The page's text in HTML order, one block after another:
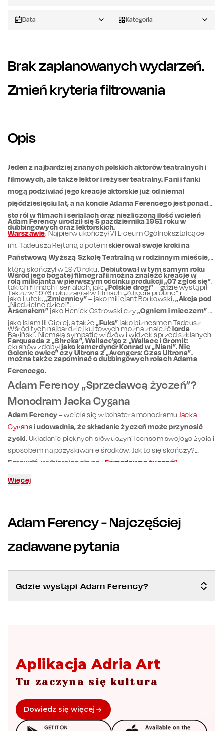
Data Kategoria
Brak zaplanowanych wydarzeń.
Zmień kryteria filtrowania
Opis
Jeden z najbardziej znanych polskich aktorów teatralnych i
filmowych, ale także lektor i reżyser teatralny. Fani i fanki
mogą podziwiać jego kreacje aktorskie już od niemal
pięćdziesięciu lat, a na koncie Adama Ferencego jest ponad
sto ról w filmach i serialach oraz niezliczoną ilość wcieleń
dubbingowych oraz lektorskich.
Adam Ferency urodził się 5 października 1951 roku w
Warszawie. Najpierw ukończył VI Liceum Ogólnokształcące
im. Tadeusza Rejtana, a potemskierował swoje kroki na
Państwową Wyższą Szkołę Teatralną w rodzinnym mieście,
którą skończył w 1976 roku. Debiutował w tym samym roku
rolą milicjanta w pierwszym odcinku produkcji „07 zgłoś się”.
Także w 1976 roku zagrał w filmach „Zdjęcia próbne” i
„Niedzielne dzieci”.
Wśród jego bogatej filmografii można znaleźć kreacje w
takich filmach i serialach, jak:„Polskie drogi”– gdzie wystąpił
jako Lutek,„Zmiennicy”– jako milicjant Borkowski,„Akcja pod
Arsenałem” jako Heniek Ostrowski czy„Ogniem i mieczem”–
jako Islam III Gierej, a także„Fuks” jako biznesmen Tadeusz
Bagiński. Niemałą sympatię widzów i widzek sprzed szklanych
ekranów zdobyłjako kamerdyner Konrad w „Niani”. Nie
można także zapominać o dubbingowych rolach Adama
Ferencego.
Wśród tych najbardziej kultowych można znaleźćlorda
Farquaada z „Shreka”, Wallace’go z „Wallace i Gromit:
Golenie owiec” czy Ultrona z „Avengers: Czas Ultrona”.
Adam Ferency „Sprzedawcą życzeń”?
Monodram Jacka Cygana
Adam Ferency– wciela się w bohatera monodramu Jacka
Cyganaiudowadnia, że składanie życzeń może przynosić
zyski. Układanie pięknych słów uczynił sensem swojego życia i
sposobem na pozyskiwanie środków. Jak to się skończy?
Sprawdź, wybierając się na
„Sprzedawcę życzeń”
Więcej
Adam Ferency- Najczęściej
zadawane pytania
Gdzie wystąpi Adam Ferency?
Aplikacja Adria Art
Tu zaczyna się kultura
Dowiedz się więcej